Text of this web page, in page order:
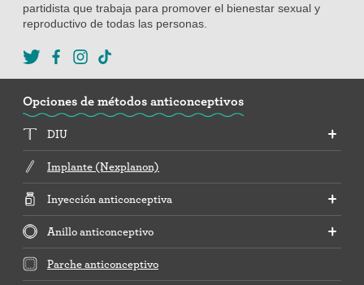
partidista que trabaja para promover el bienestar sexual y
reproductivo de todas las personas.
Opciones de métodos anticonceptivos
DIU
Implante (Nexplanon)
Inyección anticonceptiva
Anillo anticonceptivo
Parche anticonceptivo